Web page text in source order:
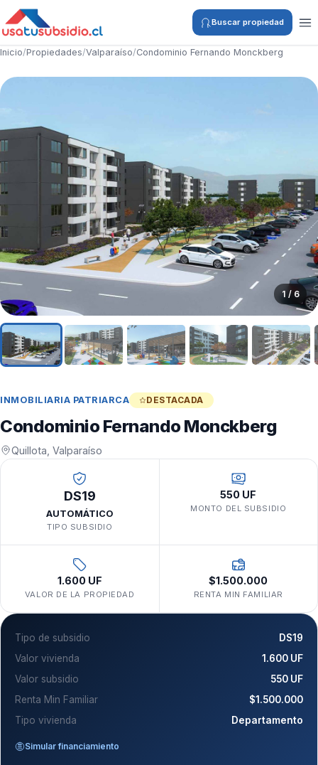
Buscar propiedad
Inicio/Propiedades/Valparaíso/Condominio Fernando Monckberg
1 / 6
INMOBILIARIA PATRIARCA DESTACADA
Condominio Fernando Monckberg
Quillota, Valparaíso
DS19
AUTOMÁTICO
TIPO SUBSIDIO
550 UF
MONTO DEL SUBSIDIO
1.600 UF
VALOR DE LA PROPIEDAD
$1.500.000
RENTA MIN FAMILIAR
Tipo de subsidio
DS19
Valor vivienda
1.600 UF
Valor subsidio
550 UF
Renta Min Familiar
$1.500.000
Tipo vivienda
Departamento
Simular financiamiento